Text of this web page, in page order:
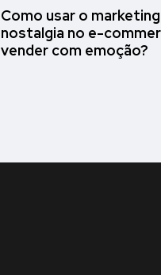
Como usar o
nostalgia no e-
vender com emoção?